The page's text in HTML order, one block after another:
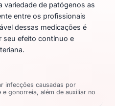
variedade de patógenos as
entre os profissionais
dessas medicações é
seu efeito contínuo e
infecções causadas por
gonorreia, além de auxiliar no